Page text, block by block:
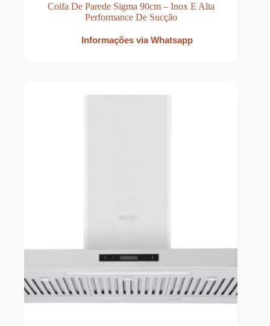
Coifa De Parede Sigma 90cm – Inox E Alta
Performance De Sucção
Informações via Whatsapp